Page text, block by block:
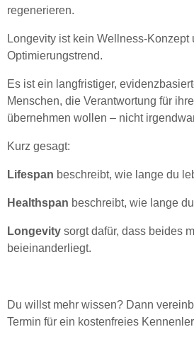
regenerieren.
Longevity ist kein Wellness-Konzept
Optimierungstrend.
Es ist ein langfristiger,
Menschen, die Verantwortung für
übernehmen wollen – nicht
Kurz gesagt:
Lifespan beschreibt, wie lange du
Healthspan beschreibt, wie lange
Longevity sorgt dafür, dass beides
beieinanderliegt.
Du willst mehr wissen? Dann
Termin für ein kostenfreies